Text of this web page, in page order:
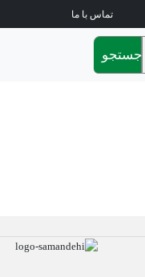
تماس با ما
جستجو